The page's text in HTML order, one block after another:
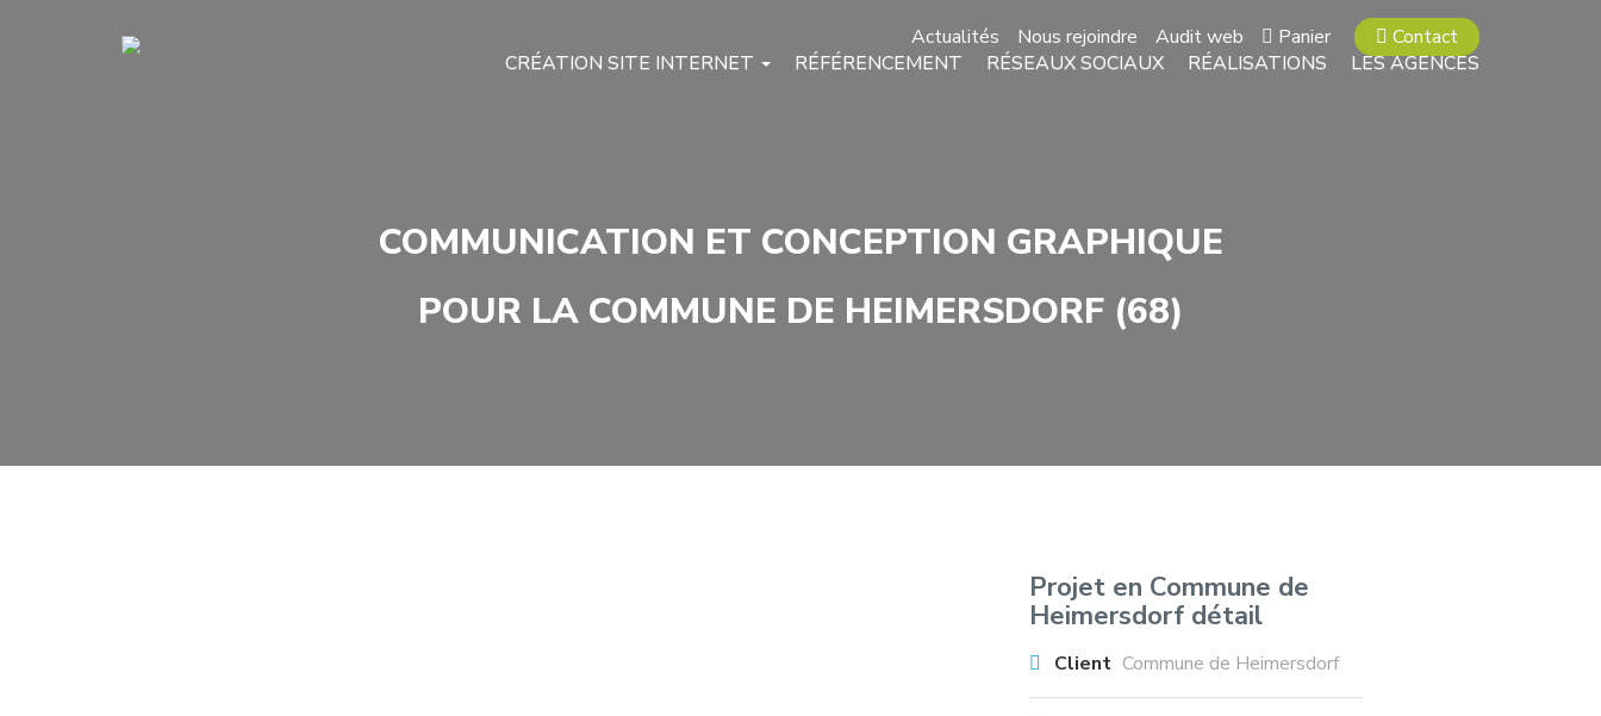
Contact
Actualités Nous rejoindre Audit web
Panier
CRÉATION SITE INTERNET
RÉFÉRENCEMENT RÉSEAUX SOCIAUX RÉALISATIONS LES AGENCES
COMMUNICATION ET CONCEPTION GRAPHIQUE
POUR LA COMMUNE DE HEIMERSDORF (68)
Projet en Commune de
Heimersdorf détail
Client Commune de Heimersdorf